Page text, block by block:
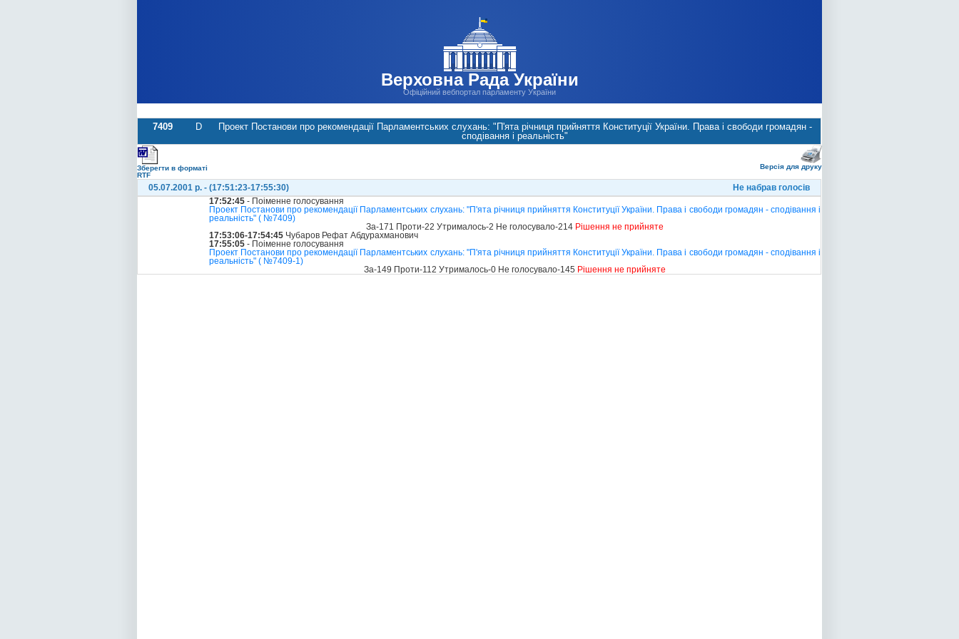
Верховна Рада України
Офіційний вебпортал парламенту України
7409 D
Проект Постанови про рекомендації Парламентських слухань: "П'ята річниця прийняття Конституції України. Права і свободи громадян -
сподівання і реальність"
Зберегти в форматі
RTF
Версія для друку
05.07.2001 р. - (17:51:23-17:55:30)
Не набрав голосів
17:52:45 - Поіменне голосування
Проект Постанови про рекомендації Парламентських слухань: "П'ята річниця прийняття Конституції України. Права і свободи громадян - сподівання і
реальність" ( №7409)
За-171 Проти-22 Утрималось-2 Не голосувало-214 Рішення не прийняте
17:53:06-17:54:45 Чубаров Рефат Абдурахманович
17:55:05 - Поіменне голосування
Проект Постанови про рекомендації Парламентських слухань: "П'ята річниця прийняття Конституції України. Права і свободи громадян - сподівання і
реальність" ( №7409-1)
За-149 Проти-112 Утрималось-0 Не голосувало-145 Рішення не прийняте